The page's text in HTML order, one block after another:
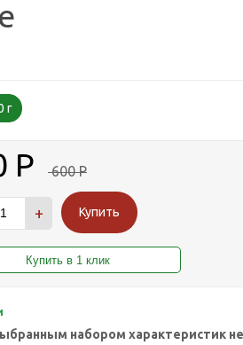
г
Р 600Р
+ Купить
набором характеристик